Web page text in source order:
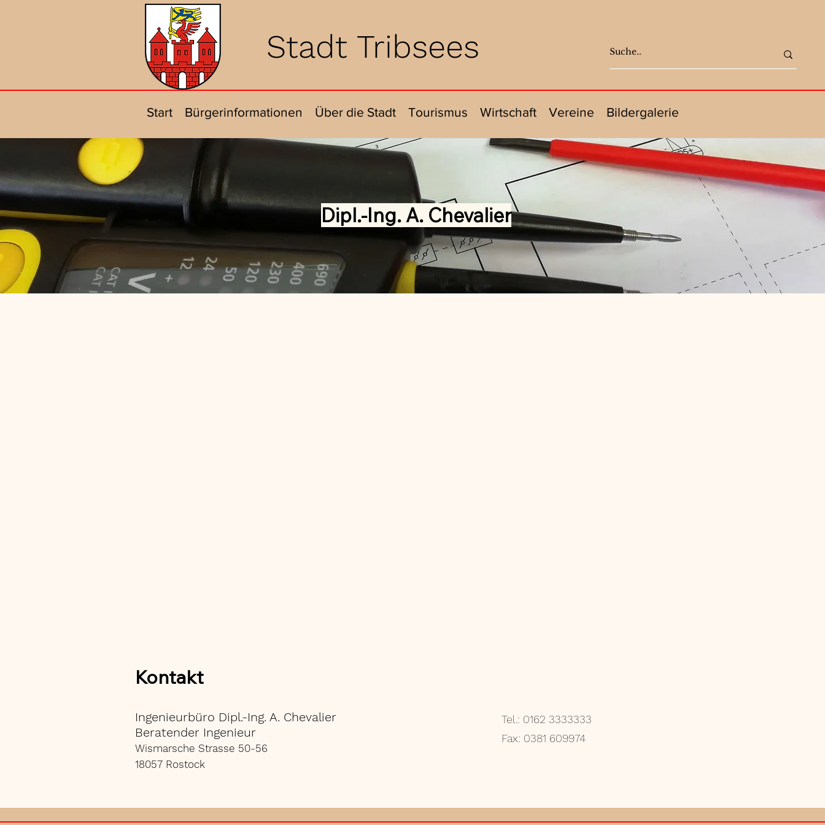
Stadt Tribsees
Start Bürgerinformationen Über die Stadt Tourismus Wirtschaft Vereine Bildergalerie
Dipl.-Ing. A. Chevalier
Kontakt
Ingenieurbüro Dipl.-Ing. A. Chevalier
Beratender Ingenieur
Wismarsche Strasse 50-56
18057 Rostock
Tel.: 0162 3333333
Fax: 0381 609974